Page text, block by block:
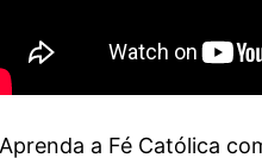
a Fé Católica